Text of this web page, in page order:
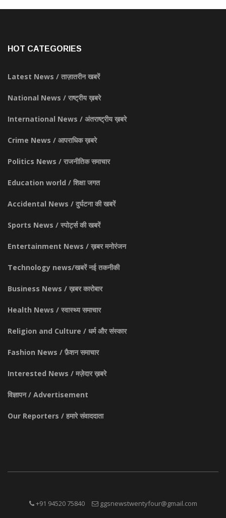
HOT CATEGORIES
Latest News / ताज़ातरीन खबरें
National News / राष्ट्रीय ख़बरे
International News / अंतराष्ट्रीय ख़बरे
Crime News / आपराधिक ख़बरे
Politics News / राजनीतिक समाचार
Education world / शिक्षा जगत
Accidental News / दुर्घटना की खबरें
Sports News / स्पोर्ट्स की खबरें
Entertainment News / ख़बर मनोरंजन
Technology news/खबरें नई तकनीकी
Business News / ख़बर कारोबार
Health News / स्वास्थ्य समाचार
Religion and Culture / धर्म और संस्कार
Fashion News / फ़ैशन समाचार
Interested News / मज़ेदार ख़बरे
विज्ञापन / Advertisement
Our Reporters / हमारे संवाददाता
+91 94520 75840 ggsnewstwentyfour@gmail.com